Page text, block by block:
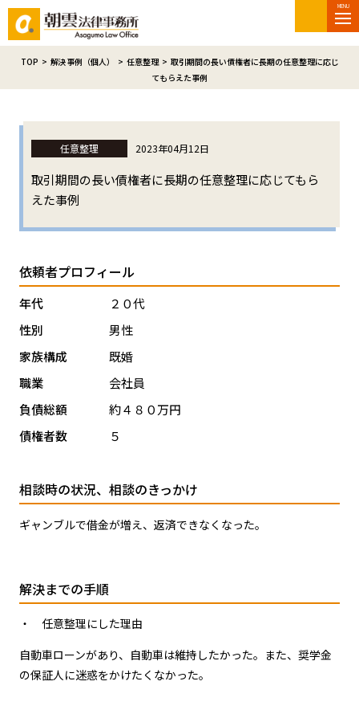
MENU
TOP > 解決事例（個人） > 任意整理> 取引期間の長い債権者に長期の任意整理に応じ
てもらえた事例
任意整理 2023年04月12日
取引期間の長い債権者に長期の任意整理に応じてもら
えた事例
依頼者プロフィール
年代
２０代
性別
男性
家族構成
既婚
職業
会社員
負債総額
約４８０万円
債権者数
５
相談時の状況、相談のきっかけ
ギャンブルで借金が増え、返済できなくなった。
解決までの手順
・ 任意整理にした理由
自動車ローンがあり、自動車は維持したかった。また、奨学金
の保証人に迷惑をかけたくなかった。